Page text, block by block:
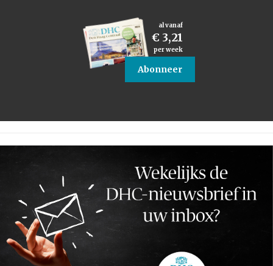
al vanaf
€ 3,21
per week
Abonneer